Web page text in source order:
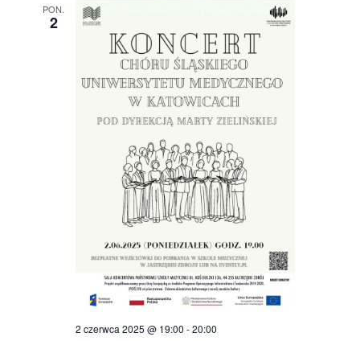
PON.
2
2 czerwca 2025 @ 19:00 -20:00